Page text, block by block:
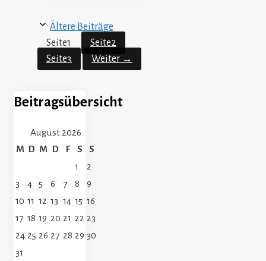
Ältere Beiträge
Seite1 Seite2
Seite3 Weiter →
Beitragsübersicht
August 2026
M D M D F S
S
1
2
3
4 5 6 7 8
9
10 11 12 13 14 15 16
17 18 19 20 21 22 23
24 25 26 27 28 29 30
31